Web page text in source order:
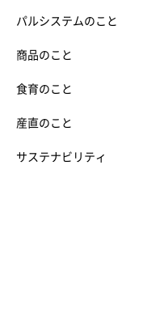
パルシステムのこと
商品のこと
食育のこと
産直のこと
サステナビリティ